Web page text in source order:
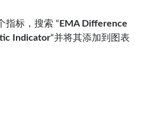
指标，搜索 “EMA Difference
Indicator“并将其添加到图表